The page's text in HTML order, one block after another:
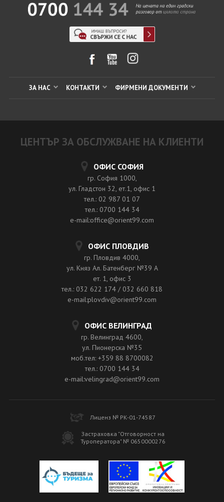
ЗА НАС КОНТАКТИ ФИРМЕНИ ДОКУМЕНТИ
ЦЕНТЪР ЗА ОБСЛУЖВАНЕ НА КЛИЕНТИ
ОФИС СОФИЯ
гр. София 1000,
ул. Гладстон 32, ет.1, офис 1
тел.: 02 987 01 07
тел.: 0700 144 34
e-mail:office@orient99.com
ОФИС ПЛОВДИВ
гр. Пловдив 4000,
ул. Княз Ал. Батенберг №39 A
ет. 1, офис 3
тел.: 032 622 174 / 032 660 818
e-mail:plovdiv@orient99.com
ОФИС ВЕЛИНГРАД
гр. Велинград 4600,
ул. Пионерска №35
моб.тел: +359 88 8700082
тел.: 0700 144 34
e-mail:velingrad@orient99.com
Лиценз № РК-01-74587
Застраховка "Отговорност на
Туроператора" № 0650000276